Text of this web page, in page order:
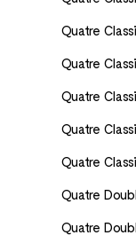
Quatre
Quatre
Quatre
Quatre
Quatre
Quatre
Quatre